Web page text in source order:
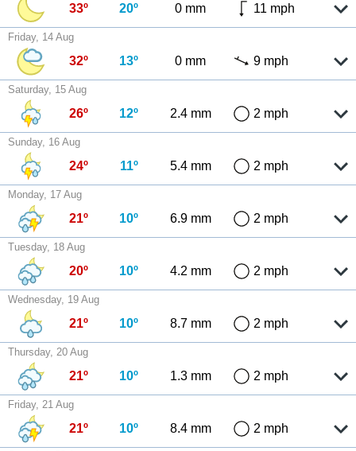
33º 20º 0 mm 11 mph
Friday, 14 Aug
32º 13º 0 mm 9 mph
Saturday, 15 Aug
26º 12º 2.4 mm 2 mph
Sunday, 16 Aug
24º 11º 5.4 mm 2 mph
Monday, 17 Aug
21º 10º 6.9 mm 2 mph
Tuesday, 18 Aug
20º 10º 4.2 mm 2 mph
Wednesday, 19 Aug
21º 10º 8.7 mm 2 mph
Thursday, 20 Aug
21º 10º 1.3 mm 2 mph
Friday, 21 Aug
21º 10º 8.4 mm 2 mph